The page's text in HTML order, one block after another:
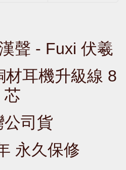
聲 - Fuxi 伏羲
材耳機升級線 8
芯
公司貨
永久保修